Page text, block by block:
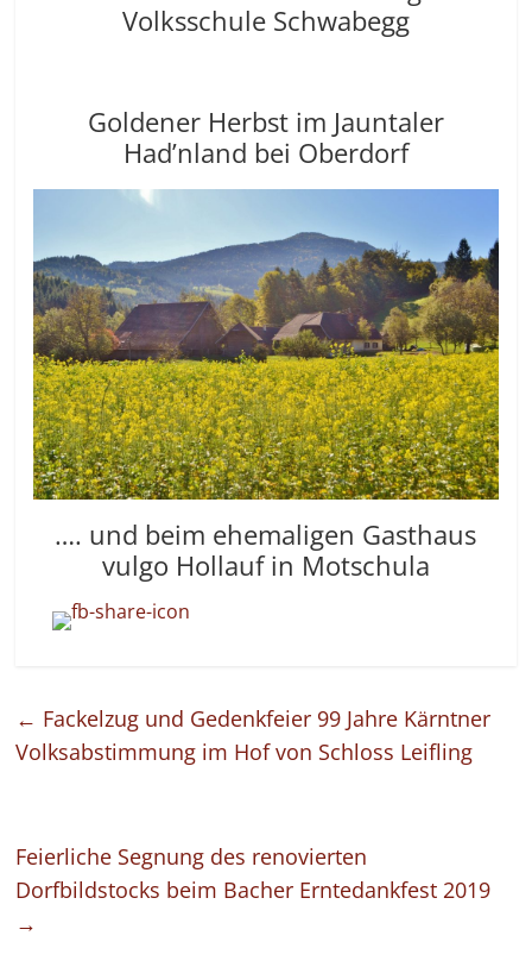
Volksschule Schwabegg
Goldener Herbst im Jauntaler
Had’nland bei Oberdorf
…. und beim ehemaligen Gasthaus
vulgo Hollauf in Motschula
← Fackelzug und Gedenkfeier 99 Jahre Kärntner
Volksabstimmung im Hof von Schloss Leifling
Feierliche Segnung des renovierten
Dorfbildstocks beim Bacher Erntedankfest 2019
→